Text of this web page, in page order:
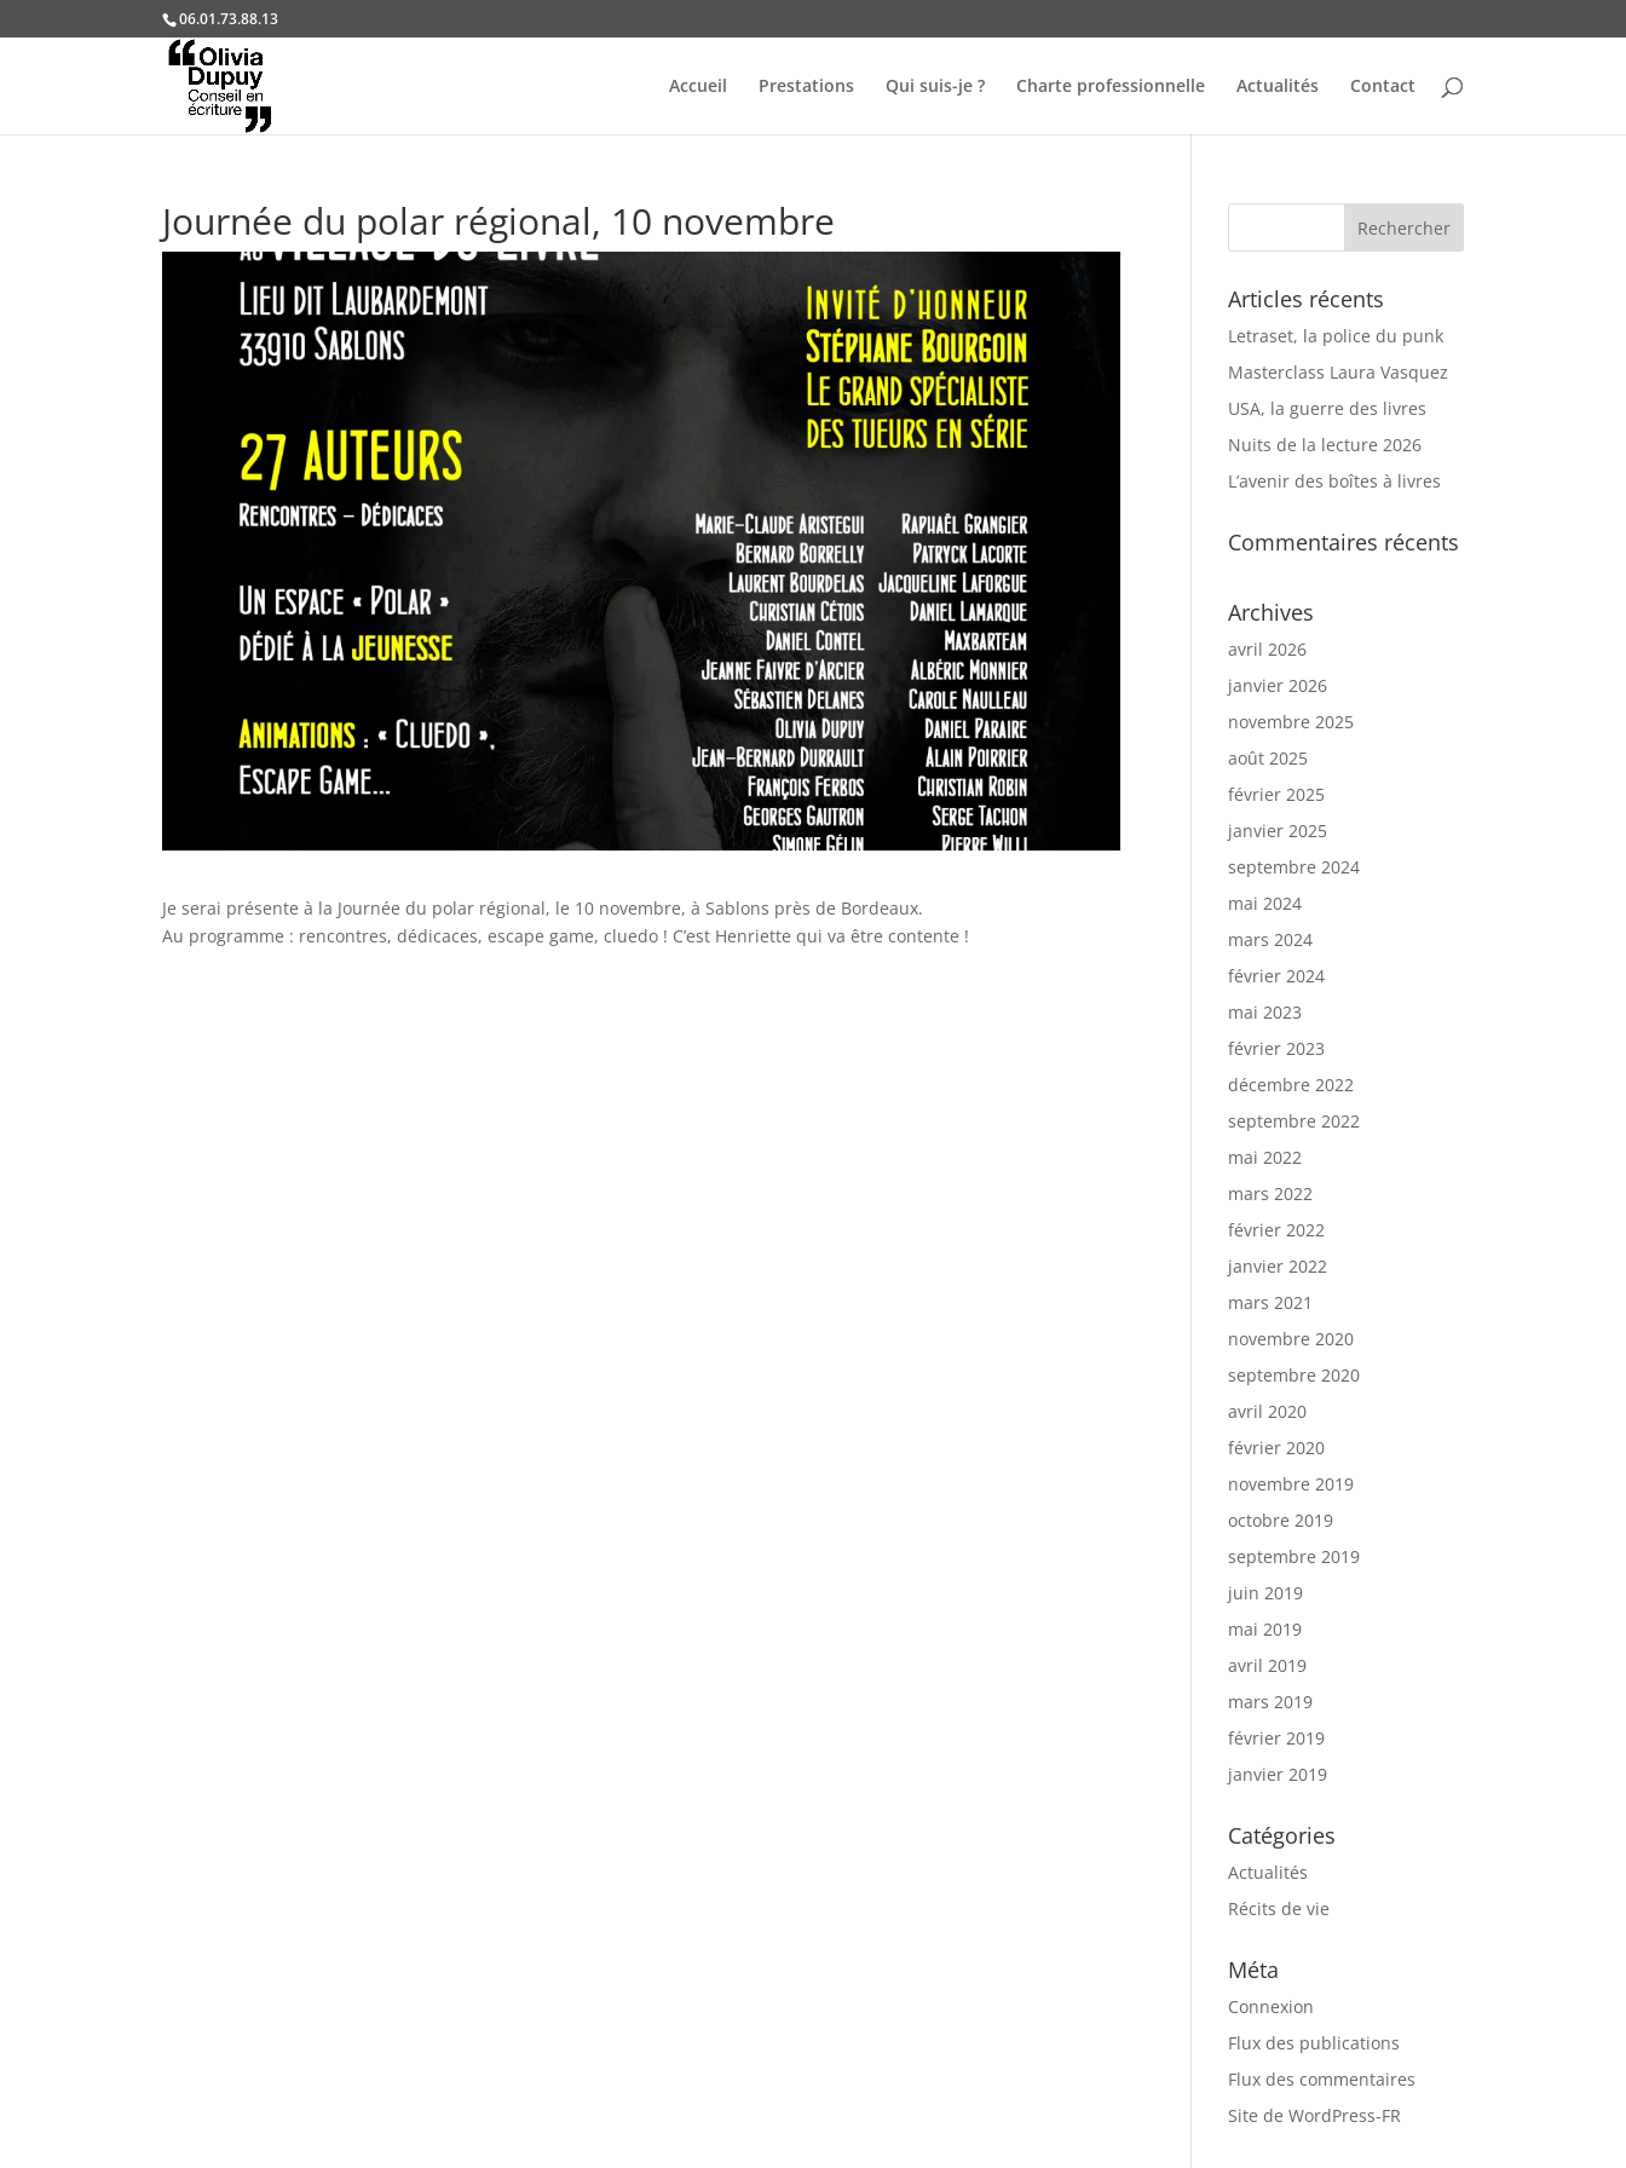
06.01.73.88.13
Accueil Prestations Qui suis-je ? Charte professionnelle Actualités Contact
Journée du polar régional, 10 novembre
Je serai présente à la Journée du polar régional, le 10 novembre, à Sablons près de Bordeaux.
Au programme : rencontres, dédicaces, escape game, cluedo ! C’est Henriette qui va être contente !
Articles récents
Letraset, la police du punk
Masterclass Laura Vasquez
USA, la guerre des livres
Nuits de la lecture 2026
L’avenir des boîtes à livres
Commentaires récents
Archives
avril 2026
janvier 2026
novembre 2025
août 2025
février 2025
janvier 2025
septembre 2024
mai 2024
mars 2024
février 2024
mai 2023
février 2023
décembre 2022
septembre 2022
mai 2022
mars 2022
février 2022
janvier 2022
mars 2021
novembre 2020
septembre 2020
avril 2020
février 2020
novembre 2019
octobre 2019
septembre 2019
juin 2019
mai 2019
avril 2019
mars 2019
février 2019
janvier 2019
Catégories
Actualités
Récits de vie
Méta
Connexion
Flux des publications
Flux des commentaires
Site de WordPress-FR